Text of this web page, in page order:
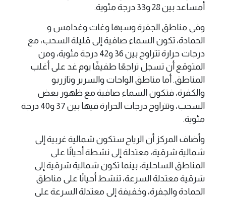
أمساعد بين 28 و33 درجة مئوية.
وفي مناطق الجفرة وسبها وغات وغدامس و
الحمادة، تكون السماء صافية إلى قليلة السحب، مع
درجات حرارة تتراوح بين 36 و42 درجة مئوية، ومن
المتوقع أن تسجل تراجعًا طفيفًا يوم غد على أغلب
المناطق. أما مناطق الواحات والسرير وتازربو
والكفرة، فتكون السماء صافية مع ظهور بعض
السحب، وتتراوح درجات الحرارة فيها بين 37 و40 درجة
مئوية.
وأضاف المركز أن الرياح ستكون شمالية غربية إلى
شمالية شرقية، معتدلة إلى نشطة أحيانًا على
المناطق الساحلية، بينما تكون شمالية شرقية إلى
شرقية معتدلة السرعة، تنشط أحيانًا على مناطق
الحمادة والجفرة، وخفيفة إلى معتدلة السرعة على